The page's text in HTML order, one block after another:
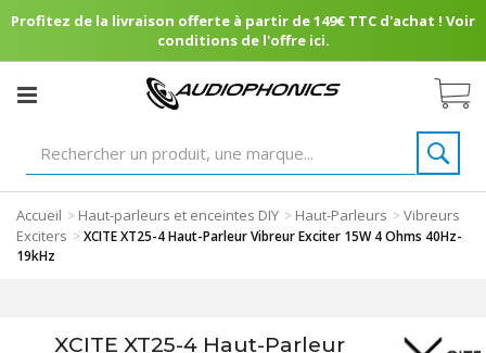
Profitez de la livraison offerte à partir de 149€ TTC d'achat ! Voir
conditions de l'offre ici.
Accueil > Haut-parleurs et enceintes DIY > Haut-Parleurs >Vibreurs
Exciters >XCITE XT25-4 Haut-Parleur Vibreur Exciter 15W 4 Ohms 40Hz-
19kHz
XCITE XT25-4 Haut-Parleur